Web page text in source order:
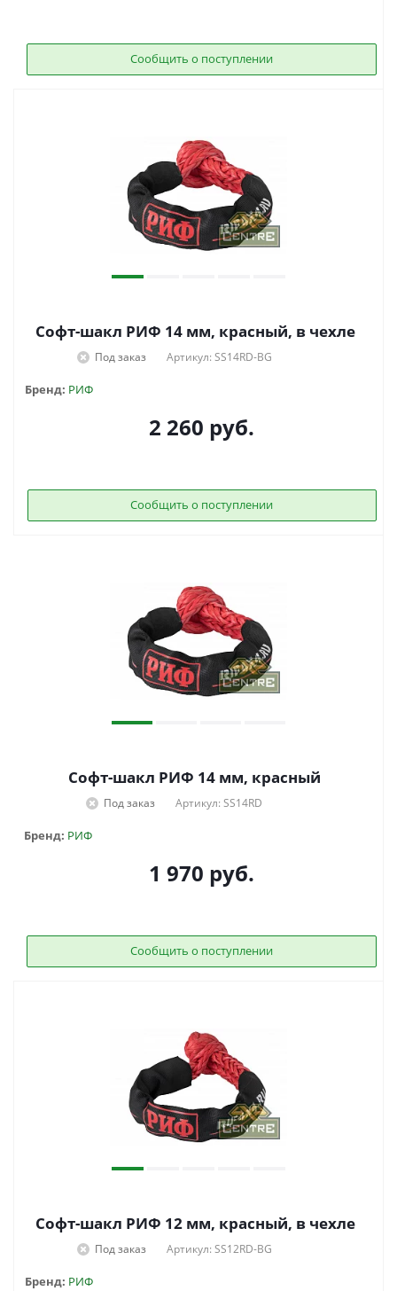
Сообщить о поступлении
Софт-шакл РИФ 14 мм, красный, в чехле
Под заказ Артикул: SS14RD-BG
Бренд: РИФ
2 260 руб.
Сообщить о поступлении
Софт-шакл РИФ 14 мм, красный
Под заказ Артикул: SS14RD
Бренд: РИФ
1 970 руб.
Сообщить о поступлении
Софт-шакл РИФ 12 мм, красный, в чехле
Под заказ Артикул: SS12RD-BG
Бренд: РИФ